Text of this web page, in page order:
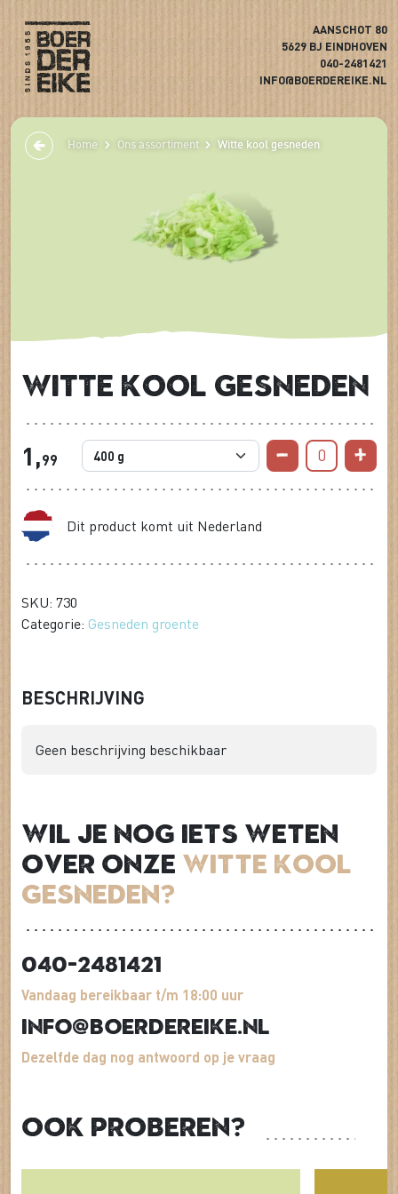
AANSCHOT 80
5629 BJ EINDHOVEN
040-2481421
INFO@BOERDEREIKE.NL
Home Ons assortiment Witte kool gesneden
Witte kool gesneden
1,99 0
Dit product komt uit Nederland
SKU: 730
Categorie: Gesneden groente
BESCHRIJVING
Geen beschrijving beschikbaar
Wil je nog iets weten
over onze Witte kool
gesneden?
040-2481421
Vandaag bereikbaar t/m 18:00 uur
info@boerdereike.nl
Dezelfde dag nog antwoord op je vraag
Ook proberen?